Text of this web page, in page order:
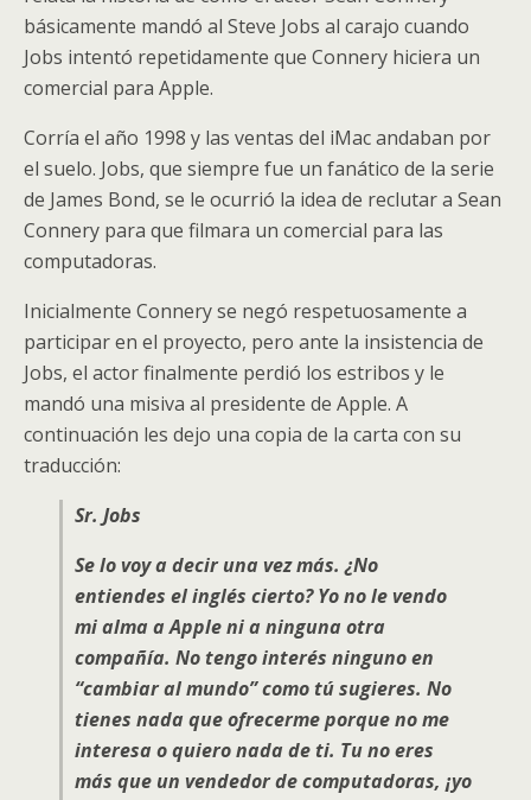
básicamente mandó al Steve Jobs al carajo cuando
Jobs intentó repetidamente que Connery hiciera un
comercial para Apple.
Corría el año 1998 y las ventas del iMac andaban por
el suelo. Jobs, que siempre fue un fanático de la serie
de James Bond, se le ocurrió la idea de reclutar a Sean
Connery para que filmara un comercial para las
computadoras.
Inicialmente Connery se negó respetuosamente a
participar en el proyecto, pero ante la insistencia de
Jobs, el actor finalmente perdió los estribos y le
mandó una misiva al presidente de Apple. A
continuación les dejo una copia de la carta con su
traducción:
Sr. Jobs
Se lo voy a decir una vez más. ¿No
entiendes el inglés cierto? Yo no le vendo
mi alma a Apple ni a ninguna otra
compañía. No tengo interés ninguno en
“cambiar al mundo” como tú sugieres. No
tienes nada que ofrecerme porque no me
interesa o quiero nada de ti. Tu no eres
más que un vendedor de computadoras, ¡yo